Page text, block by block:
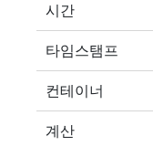
시간
타임스탬프
컨테이너
계산